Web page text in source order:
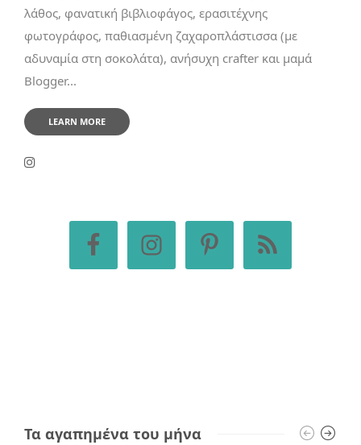
λάθος, φανατική βιβλιοφάγος, ερασιτέχνης
φωτογράφος, παθιασμένη ζαχαροπλάστισσα (με
αδυναμία στη σοκολάτα), ανήσυχη crafter και μαμά
Blogger...
LEARN MORE
Τα αγαπημένα του μήνα